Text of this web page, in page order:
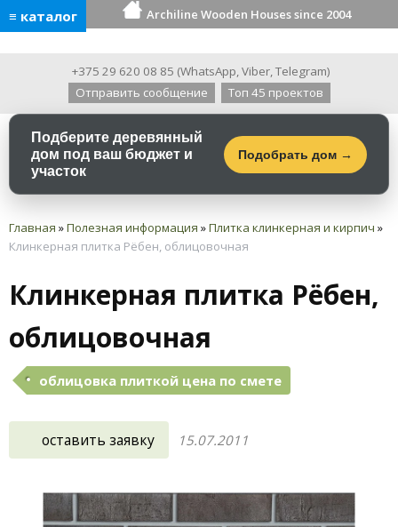
≡ каталог Archiline Wooden Houses since 2004
+375 29 620 08 85 (WhatsApp,Viber,Telegram)
Отправить сообщение
Топ 45 проектов
Подберите деревянный
дом под ваш бюджет и
участок
Подобрать дом →
Главная »Полезная информация »Плитка клинкерная и кирпич »
Клинкерная плитка Рёбен, облицовочная
Клинкерная плитка Рёбен,
облицовочная
облицовка плиткой цена по смете
оставить заявку 15.07.2011